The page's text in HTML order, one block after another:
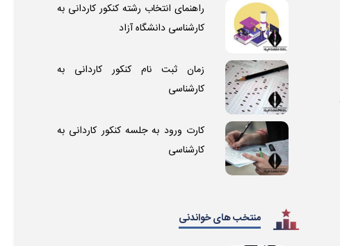
راهنمای انتخاب رشته کنکور کاردانی به
کارشناسی دانشگاه آزاد
زمان ثبت نام کنکور کاردانی به
کارشناسی
کارت ورود به جلسه کنکور کاردانی به
کارشناسی
منتخب های خواندنی